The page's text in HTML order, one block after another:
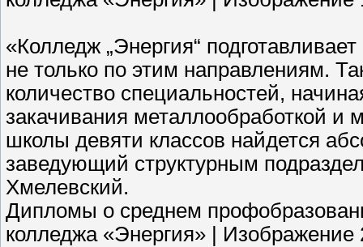
«Колледж „Энергия“
не только по этим направлениям.
количество специальностей,
закачивания металлообработкой
школы девяти классов найдется
заведующий структурным
Хмелевский.
Дипломы о среднем
колледжа «Энергия» | Изображение